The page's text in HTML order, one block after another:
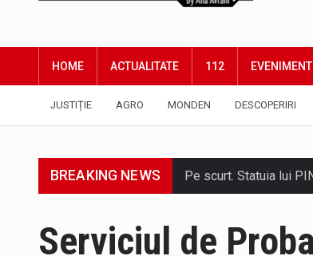
HOME ACTUALITATE 112 EVENIMENT
JUSTIȚIE AGRO MONDEN DESCOPERIRI
BREAKING NEWS Pe scurt. Statuia lui
Tot mai multi
Serviciul de